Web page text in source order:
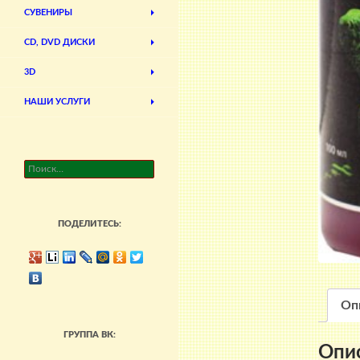
СУВЕНИРЫ
CD, DVD ДИСКИ
3D
НАШИ УСЛУГИ
Найти:
ПОДЕЛИТЕСЬ:
ГРУППА ВК: